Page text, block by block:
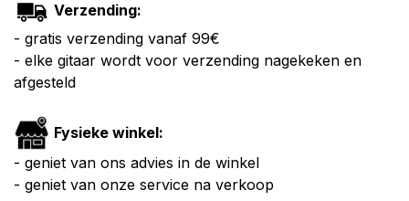
Verzending:
- gratis verzending vanaf 99€
- elke gitaar wordt voor verzending nagekeken en
afgesteld
Fysieke winkel:
- geniet van ons advies in de winkel
- geniet van onze service na verkoop